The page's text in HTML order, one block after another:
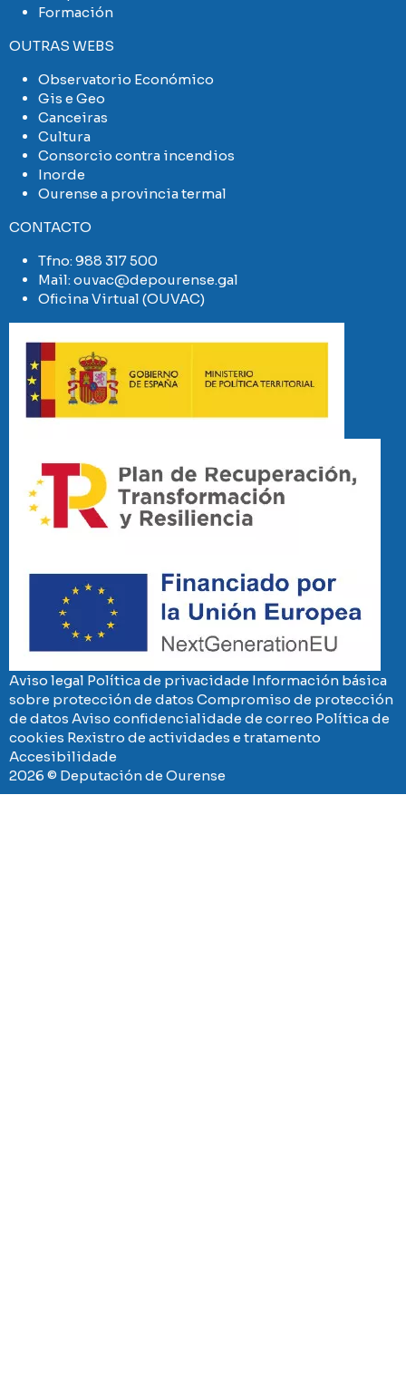
Formación
OUTRAS WEBS
Observatorio Económico
Gis e Geo
Canceiras
Cultura
Consorcio contra incendios
Inorde
Ourense a provincia termal
CONTACTO
Tfno:988 317 500
Mail:ouvac@depourense.gal
Oficina Virtual (OUVAC)
Aviso legal Política de privacidade Información básica
sobre protección de datos Compromiso de protección
de datos Aviso confidencialidade de correo Política de
cookies Rexistro de actividades e tratamento
Accesibilidade
2026 © Deputación de Ourense